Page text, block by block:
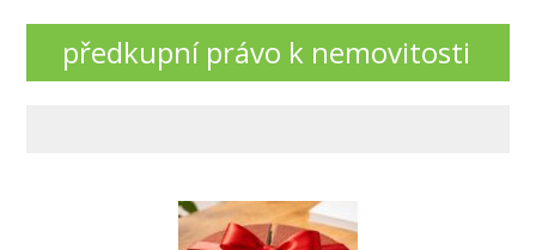
předkupní právo k nemovitosti